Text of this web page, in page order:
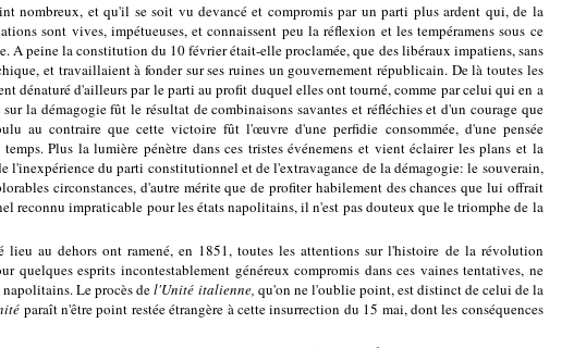
nombreux, et qu'il se soit vu devancé et compromis par un parti plus ardent qui, de la
sont vives, impétueuses, et connaissent peu la réflexion et les tempéramens sous ce
peine la constitution du 10 février était-elle proclamée, que des libéraux impatiens, sans
et travaillaient à fonder sur ses ruines un gouvernement républicain. De là toutes les
dénaturé d'ailleurs par le parti au profit duquel elles ont tourné, comme par celui qui en a
la démagogie fût le résultat de combinaisons savantes et réfléchies et d'un courage que
au contraire que cette victoire fût l'œuvre d'une perfidie consommée, d'une pensée
Plus la lumière pénètre dans ces tristes événemens et vient éclairer les plans et la
du parti constitutionnel et de l'extravagance de la démagogie: le souverain,
circonstances, d'autre mérite que de profiter habilement des chances que lui offrait
reconnu impraticable pour les états napolitains, il n'est pas douteux que le triomphe de la
lieu au dehors ont ramené, en 1851, toutes les attentions sur l'histoire de la révolution
esprits incontestablement généreux compromis dans ces vaines tentatives, ne
napolitains. Le procès del'Unité italienne, qu'on ne l'oublie point, est distinct de celui de la
paraît n'être point restée étrangère à cette insurrection du 15 mai, dont les conséquences